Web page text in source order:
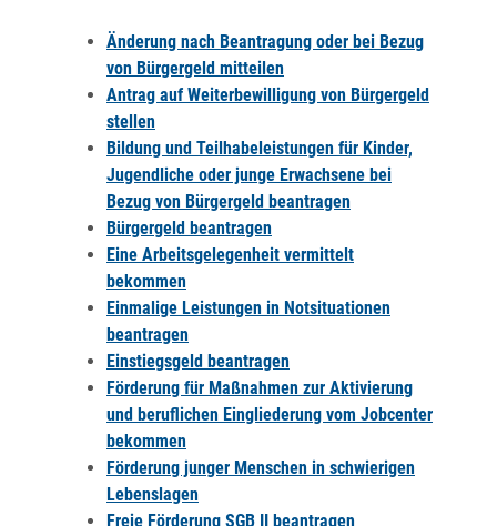
Änderung nach Beantragung oder bei Bezug
von Bürgergeld mitteilen
Antrag auf Weiterbewilligung von Bürgergeld
stellen
Bildung und Teilhabeleistungen für Kinder,
Jugendliche oder junge Erwachsene bei
Bezug von Bürgergeld beantragen
Bürgergeld beantragen
Eine Arbeitsgelegenheit vermittelt
bekommen
Einmalige Leistungen in Notsituationen
beantragen
Einstiegsgeld beantragen
Förderung für Maßnahmen zur Aktivierung
und beruflichen Eingliederung vom Jobcenter
bekommen
Förderung junger Menschen in schwierigen
Lebenslagen
Freie Förderung SGB II beantragen